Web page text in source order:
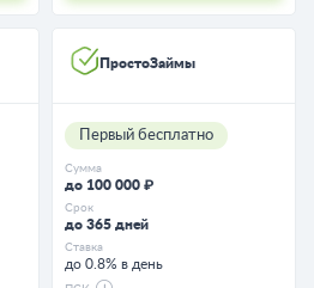
ПростоЗаймы
Первый бесплатно
Сумма
до 100 000 ₽
Срок
до 365 дней
Ставка
до 0.8% в день